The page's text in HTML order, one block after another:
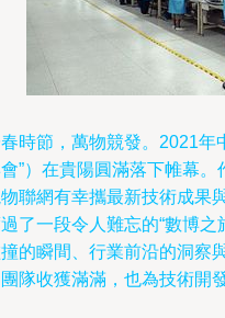
時節，萬物競發。2021年
”）在貴陽圓滿落下帷幕
聯網有幸攜最新技術成果
了一段令人難忘的“數博
的瞬間、行業前沿的洞察
隊收獲滿滿，也為技術開